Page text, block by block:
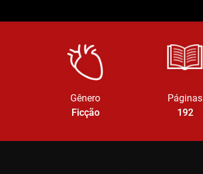
Gênero
Ficção
Páginas
192